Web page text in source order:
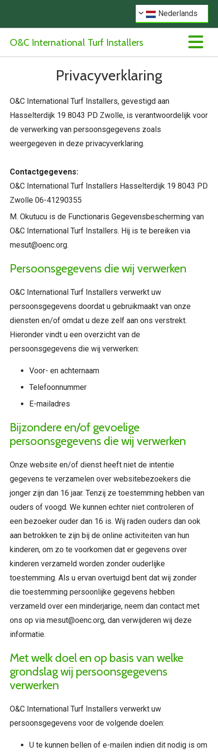
Nederlands
O&C International Turf Installers
Privacyverklaring
O&C International Turf Installers, gevestigd aan
Hasselterdijk 19 8043 PD Zwolle, is verantwoordelijk voor
de verwerking van persoonsgegevens zoals
weergegeven in deze privacyverklaring.
Contactgegevens:
O&C International Turf Installers Hasselterdijk 19 8043 PD
Zwolle 06-41290355
M. Okutucu is de Functionaris Gegevensbescherming van
O&C International Turf Installers. Hij is te bereiken via
mesut@oenc.org.
Persoonsgegevens die wij verwerken
O&C International Turf Installers verwerkt uw
persoonsgegevens doordat u gebruikmaakt van onze
diensten en/of omdat u deze zelf aan ons verstrekt.
Hieronder vindt u een overzicht van de
persoonsgegevens die wij verwerken:
Voor- en achternaam
Telefoonnummer
E-mailadres
Bijzondere en/of gevoelige
persoonsgegevens die wij verwerken
Onze website en/of dienst heeft niet de intentie
gegevens te verzamelen over websitebezoekers die
jonger zijn dan 16 jaar. Tenzij ze toestemming hebben van
ouders of voogd. We kunnen echter niet controleren of
een bezoeker ouder dan 16 is. Wij raden ouders dan ook
aan betrokken te zijn bij de online activiteiten van hun
kinderen, om zo te voorkomen dat er gegevens over
kinderen verzameld worden zonder ouderlijke
toestemming. Als u ervan overtuigd bent dat wij zonder
die toestemming persoonlijke gegevens hebben
verzameld over een minderjarige, neem dan contact met
ons op via mesut@oenc.org, dan verwijderen wij deze
informatie.
Met welk doel en op basis van welke
grondslag wij persoonsgegevens
verwerken
O&C International Turf Installers verwerkt uw
persoonsgegevens voor de volgende doelen:
U te kunnen bellen of e-mailen indien dit nodig is om